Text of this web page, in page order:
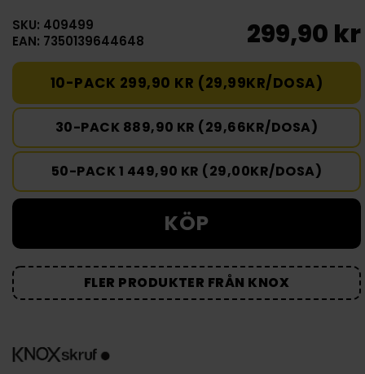
SKU: 409499
EAN: 7350139644648
299,90 kr
10-PACK 299,90 KR (29,99KR/DOSA)
30-PACK 889,90 KR (29,66KR/DOSA)
50-PACK 1 449,90 KR (29,00KR/DOSA)
KÖP
FLER PRODUKTER FRÅN KNOX